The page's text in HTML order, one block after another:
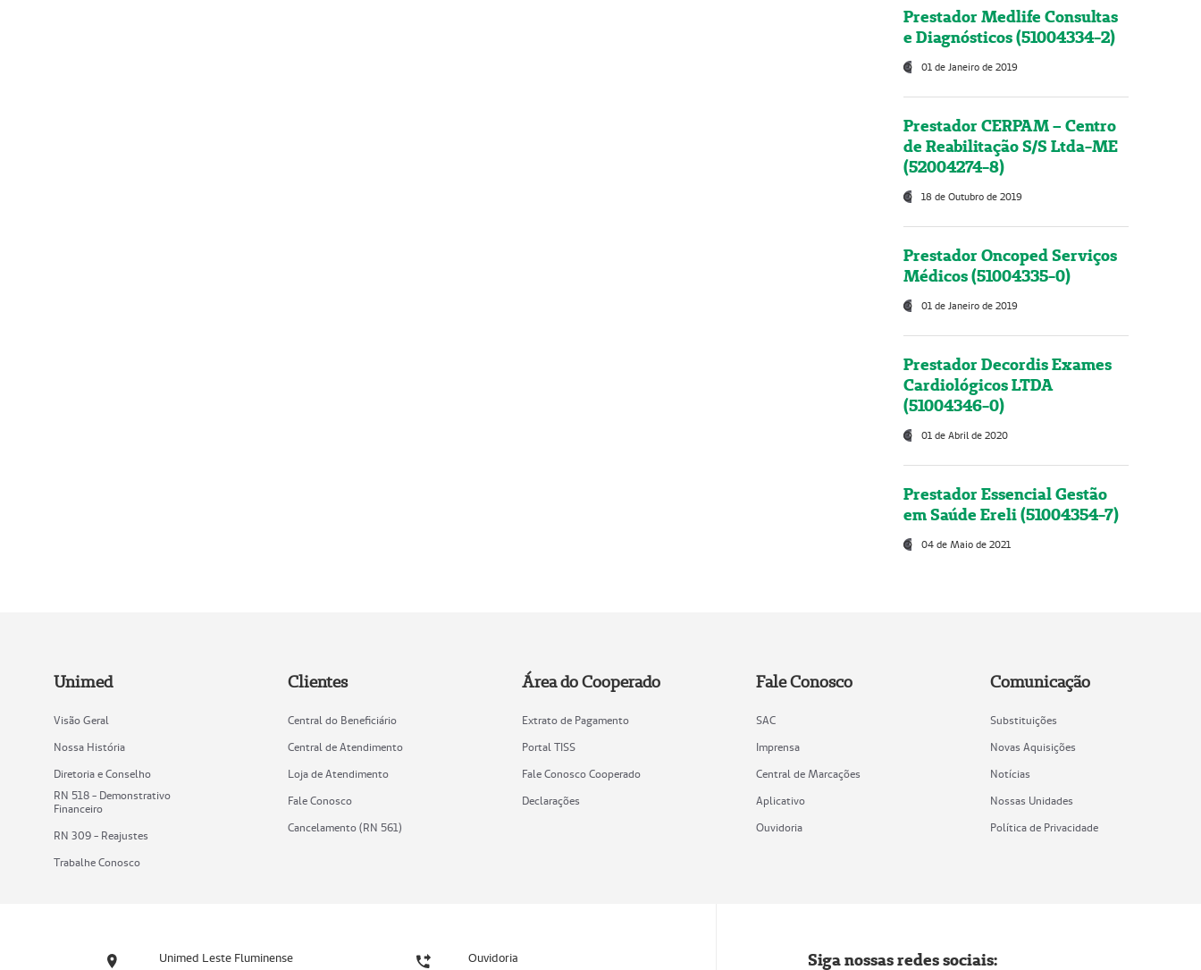
Prestador Medlife Consultas
e Diagnósticos (51004334-2)
01 de Janeiro de 2019
Prestador CERPAM – Centro
de Reabilitação S/S Ltda-ME
(52004274-8)
18 de Outubro de 2019
Prestador Oncoped Serviços
Médicos (51004335-0)
01 de Janeiro de 2019
Prestador Decordis Exames
Cardiológicos LTDA
(51004346-0)
01 de Abril de 2020
Prestador Essencial Gestão
em Saúde Ereli (51004354-7)
04 de Maio de 2021
Unimed
Visão Geral
Nossa História
Diretoria e Conselho
RN 518 - Demonstrativo
Financeiro
RN 309 - Reajustes
Trabalhe Conosco
Clientes
Central do Beneficiário
Central de Atendimento
Loja de Atendimento
Fale Conosco
Cancelamento (RN 561)
Área do Cooperado
Extrato de Pagamento
Portal TISS
Fale Conosco Cooperado
Declarações
Fale Conosco
SAC
Imprensa
Central de Marcações
Aplicativo
Ouvidoria
Comunicação
Substituições
Novas Aquisições
Notícias
Nossas Unidades
Política de Privacidade
Unimed Leste Fluminense Ouvidoria Siga nossas redes sociais: